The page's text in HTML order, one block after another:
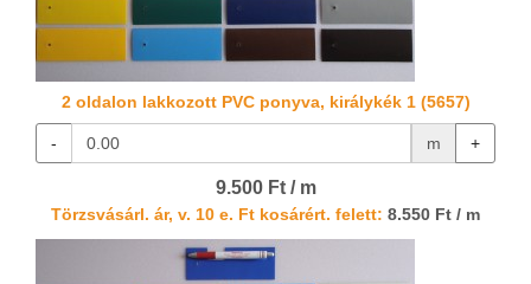
2 oldalon lakkozott PVC ponyva, királykék 1 (5657)
- m +
9.500 Ft / m
Törzsvásárl. ár, v. 10 e. Ft kosárért. felett: 8.550 Ft / m